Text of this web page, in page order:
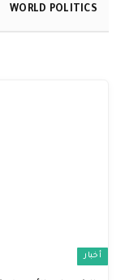
WORLD POLITICS
أخبار